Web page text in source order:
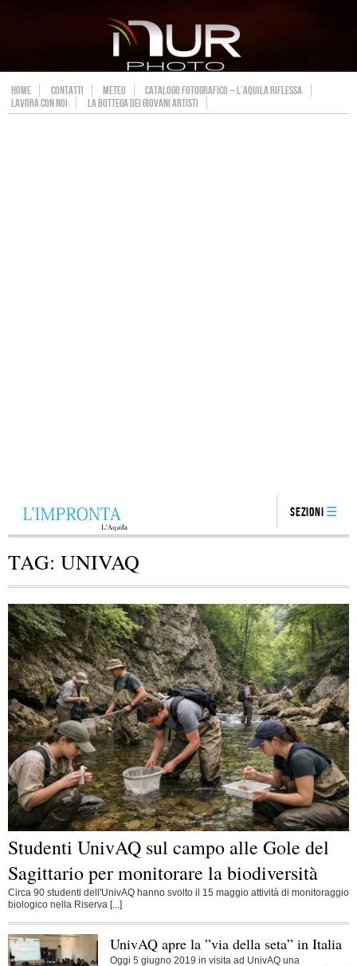
HOME CONTATTI METEO
CATALOGO FOTOGRAFICO – L’AQUILA RIFLESSA
LAVORA CON NOI
LA BOTTEGA DEI GIOVANI ARTISTI
Sezioni
TAG: UNIVAQ
Studenti UnivAQ sul campo alle Gole del
Sagittario per monitorare la biodiversità
Circa 90 studenti dell'UnivAQ hanno svolto il 15 maggio attività di monitoraggio
biologico nella Riserva [...]
UnivAQ apre la ”via della seta” in Italia
Oggi 5 giugno 2019 in visita ad UnivAQ una